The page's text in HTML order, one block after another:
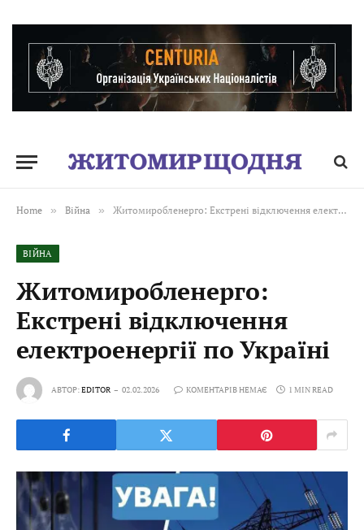
Home » Війна » Житомиробленерго: Екстрені відключення електроенергії по Україні
ВІЙНА
Житомиробленерго:
Екстрені відключення
електроенергії по Україні
АВТОР:EDITOR 02.02.2026 КОМЕНТАРІВ НЕМАЄ 1 MIN READ